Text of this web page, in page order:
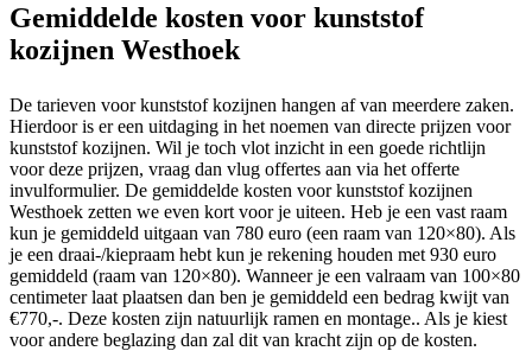
Gemiddelde kosten voor kunststof
kozijnen Westhoek
De tarieven voor kunststof kozijnen hangen af van meerdere zaken.
Hierdoor is er een uitdaging in het noemen van directe prijzen voor
kunststof kozijnen. Wil je toch vlot inzicht in een goede richtlijn
voor deze prijzen, vraag dan vlug offertes aan via het offerte
invulformulier. De gemiddelde kosten voor kunststof kozijnen
Westhoek zetten we even kort voor je uiteen. Heb je een vast raam
kun je gemiddeld uitgaan van 780 euro (een raam van 120×80). Als
je een draai-/kiepraam hebt kun je rekening houden met 930 euro
gemiddeld (raam van 120×80). Wanneer je een valraam van 100×80
centimeter laat plaatsen dan ben je gemiddeld een bedrag kwijt van
€770,-. Deze kosten zijn natuurlijk ramen en montage.. Als je kiest
voor andere beglazing dan zal dit van kracht zijn op de kosten.